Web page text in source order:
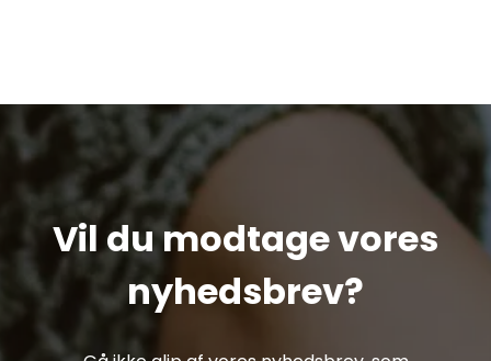
Vil du modtage vores
nyhedsbrev?